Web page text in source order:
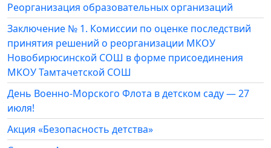
Реорганизация образовательных организаций
Заключение № 1. Комиссии по оценке последствий
принятия решений о реорганизации МКОУ
Новобирюсинской СОШ в форме присоединения
МКОУ Тамтачетской СОШ
День Военно-Морского Флота в детском саду — 27
июля!
Акция «Безопасность детства»